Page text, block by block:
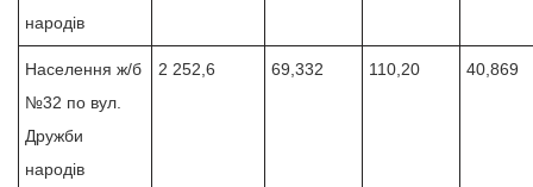
народів
Населення ж/б
№32 по вул.
Дружби
народів
2 252,6 69,332 110,20 40,869